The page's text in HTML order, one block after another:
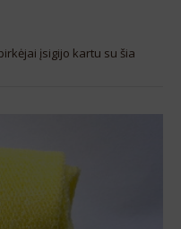
įsigijo kartu su šia